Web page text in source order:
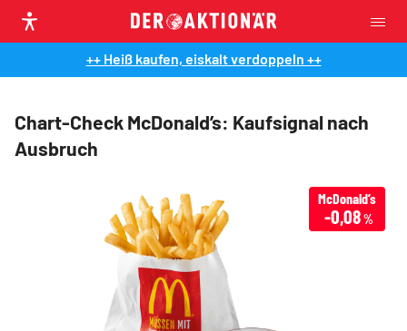
++ Heiß kaufen, eiskalt verdoppeln ++
Chart-Check McDonald’s: Kaufsignal nach
Ausbruch
McDonald’s
-0,08%